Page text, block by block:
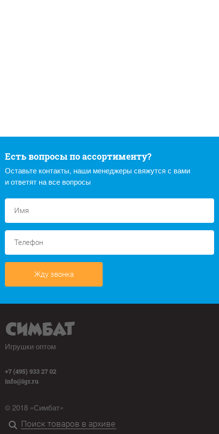
Есть вопросы по ассортименту?
Оставьте контакты, наши менеджеры свяжутся с вами
и ответят на все вопросы
Жду звонка
Игрушки оптом
+7 (495) 933 27 02
info@igr.ru
© 2018 «Симбат»